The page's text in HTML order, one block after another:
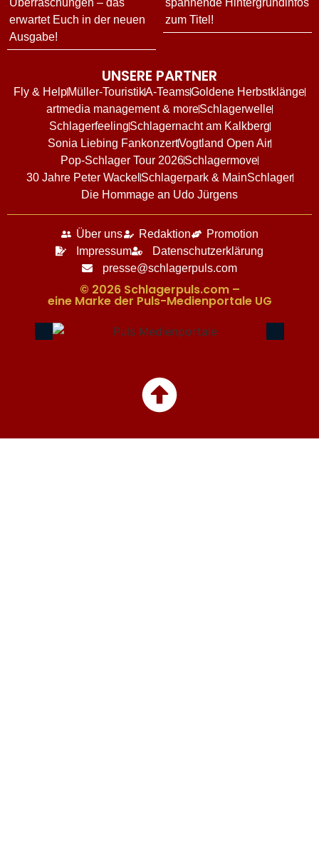
erwartet Euch in der neuen
Ausgabe!
zum Titel!
UNSERE PARTNER
Fly & HelpMüller-TouristikA-TeamsGoldene Herbstklänge
artmedia management & moreSchlagerwelle
SchlagerfeelingSchlagernacht am Kalkberg
Sonia Liebing FankonzertVogtland Open Air
Pop-Schlager Tour 2026Schlagermove
30 Jahre Peter Wackel Schlagerpark & MainSchlager
Die Hommage an Udo Jürgens
Über uns Redaktion
Promotion
Impressum
Datenschutzerklärung
presse@schlagerpuls.com
© 2026 Schlagerpuls.com –
eine Marke der Puls-Medienportale UG​